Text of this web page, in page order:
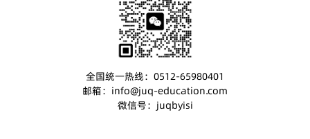
全国统一热线：0512-65980401
邮箱：info@juq-education.com
微信号：juqbyisi